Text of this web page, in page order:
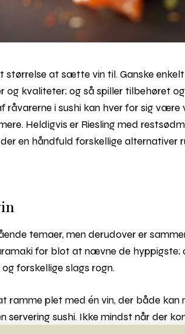
størrelse at sætte vin til. Ganske
og kvaliteter; og så spiller tilbehøret
råvarerne i sushi kan hver for sig
Heldigvis er Riesling med
en håndfuld forskellige alternativer
temaer, men derudover er
uramaki for blot at nævne de
forskellige slags rogn.
plet med én vin, der både kan
servering sushi. Ikke mindst når der